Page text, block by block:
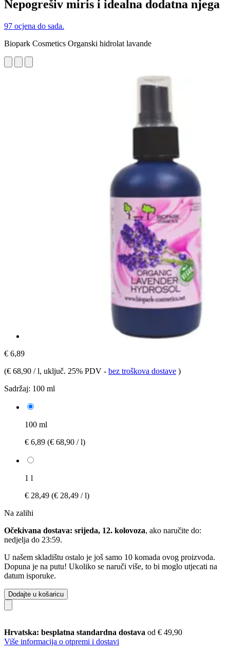
Nepogrešiv miris i idealna dodatna njega
97 ocjena do sada.
Biopark Cosmetics Organski hidrolat lavande
€ 6,89
(€ 68,90 / l, uključ. 25% PDV - bez troškova dostave )
Sadržaj: 100 ml
100 ml
€ 6,89 (€ 68,90 / l)
1 l
€ 28,49 (€ 28,49 / l)
Na zalihi
Očekivana dostava: srijeda, 12. kolovoza, ako naručite do:
nedjelja do 23:59.
U našem skladištu ostalo je još samo 10 komada ovog proizvoda.
Dopuna je na putu! Ukoliko se naruči više, to bi moglo utjecati na
datum isporuke.
Dodajte u košaricu
Hrvatska: besplatna standardna dostava od € 49,90
Više informacija o otpremi i dostavi